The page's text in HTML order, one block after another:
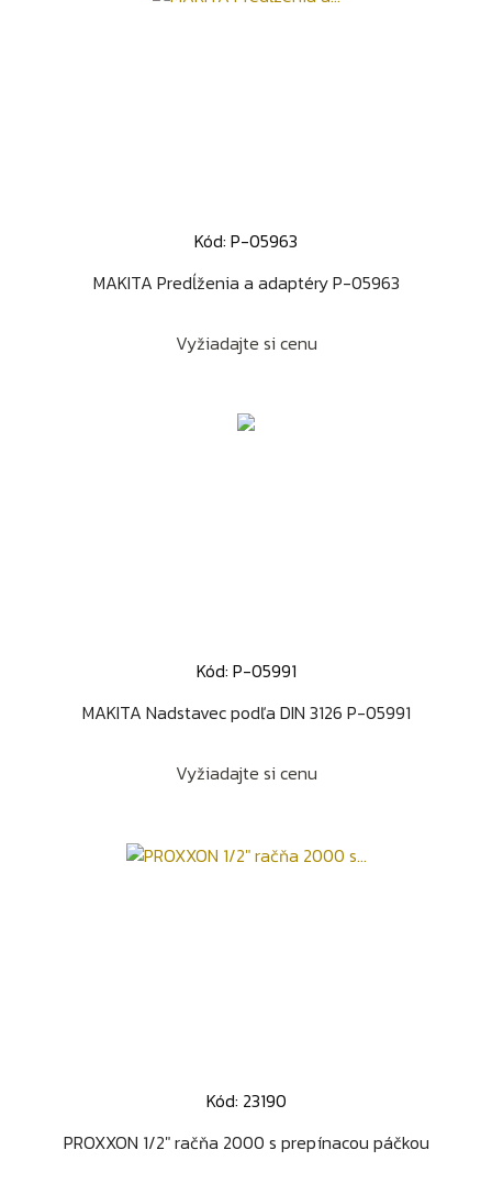
Kód: P-05963
MAKITA Predĺženia a adaptéry P-05963
Vyžiadajte si cenu
Kód: P-05991
MAKITA Nadstavec podľa DIN 3126 P-05991
Vyžiadajte si cenu
Kód: 23190
PROXXON 1/2" račňa 2000 s prepínacou páčkou